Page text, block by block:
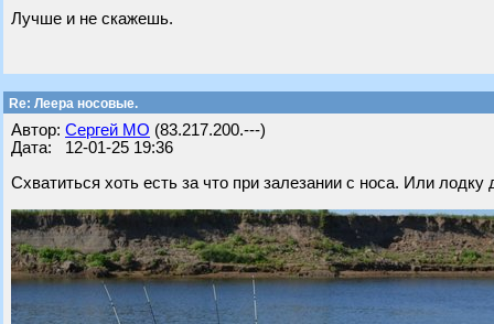
Лучше и не скажешь.
Re: Леера носовые.
Автор: Сергей МО (83.217.200.---)
Дата: 12-01-25 19:36
Схватиться хоть есть за что при залезании с носа. Или лодку